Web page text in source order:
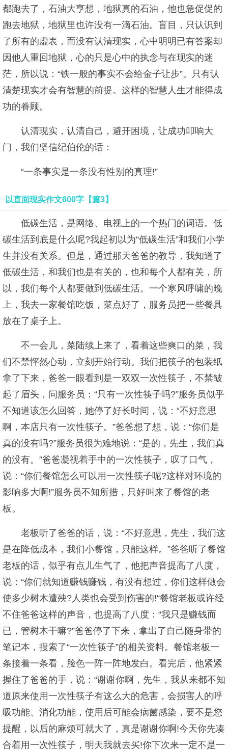
都跑去了，石油大亨想，地狱真的石油，他也急促促的
跑去地狱，地狱里也许没有一滴石油。盲目，只认识到
了所有的虚表，而没有认清现实，心中明明已有答案却
因他人重回地狱，心的只是心中的执念与在现实的迷
茫，所以说：“铁一般的事实不会给金子让步”。只有认
清楚现实才会有智慧的前提。这样的智慧人生才能得成
功的眷顾。
认清现实，认清自己，避开困境，让成功叩响大
门，我们坚信纪伯伦的话：
“一条事实是一条没有性别的真理!”
以直面现实作文600字【篇3】
低碳生活，是网络、电视上的一个热门的词语。低
碳生活到底是什么呢?我起初以为“低碳生活”和我们小学
生并没有关系。但是，通过那天爸爸的教导，我知道了
低碳生活，和我们也是有关的，也和每个人都有关，所
以，我们每个人都要做到低碳生活。一个寒风呼啸的晚
上，我去一家餐馆吃饭，菜点好了，服务员把一些餐具
放在了桌子上。
不一会儿，菜陆续上来了，看着这些爽口的菜，我
们不禁怦然心动，立刻开始行动。我们把筷子的包装纸
拿了下来，爸爸一眼看到是一双双一次性筷子，不禁皱
起了眉头，问服务员：“只有一次性筷子吗?”服务员似乎
不知道该怎么回答，她停了好长时间，说：“不好意思
啊，本店只有一次性筷子。”爸爸想了想，说：“你们是
真的没有吗?”服务员很为难地说：“是的，先生，我们真
的没有。”爸爸凝视着手中的一次性筷子，叹了口气，
说：“你们餐馆怎么可以用一次性筷子呢?这样对环境的
影响多大啊!”服务员不知所措，只好叫来了餐馆的老
板。
老板听了爸爸的话，说：“不好意思，先生，我们这
是在降低成本，我们小餐馆，只能这样。”爸爸听了餐馆
老板的话，似乎有点儿生气了，他把声音提高了八度，
说：“你们就知道赚钱赚钱，有没有想过，你们这样做会
使多少树木遭殃?人类也会受到伤害的!“餐馆老板或许经
不住爸爸这样的声音，也提高了八度：“我只是赚钱而
已，管树木干嘛?”爸爸停了下来，拿出了自己随身带的
笔记本，搜索了“一次性筷子”的相关资料。餐馆老板一
条接着一条看，脸色一阵一阵地发白。看完后，他紧紧
握住了爸爸的手，说：“谢谢你啊，先生，我从来都不知
道原来使用一次性筷子有这么大的危害，会损害人的呼
吸功能、消化功能，使用后可能会病菌感染，要不是您
提醒，以后的麻烦可就大了，真是谢谢你啊!今天你先凑
合着用一次性筷子，明天我就去买!你下次来一定不是一